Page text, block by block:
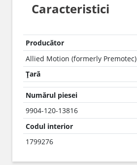
Caracteristici
Producător
Allied Motion (formerly Premotec)
Țară
Numărul piesei
9904-120-13816
Codul interior
1799276